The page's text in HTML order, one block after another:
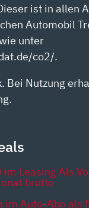
ist in allen
Automobil
unter
co2/.
Bei Nutzung
im Leasing Als
brutto
im Auto-Abo als